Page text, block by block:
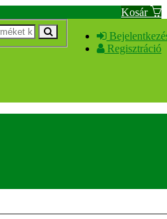
Kosár
Regisztráció